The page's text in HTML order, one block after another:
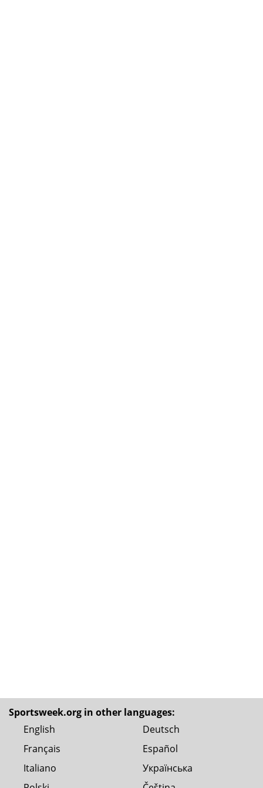
Sportsweek.org in other languages:
English
Deutsch
Français
Español
Italiano
Українська